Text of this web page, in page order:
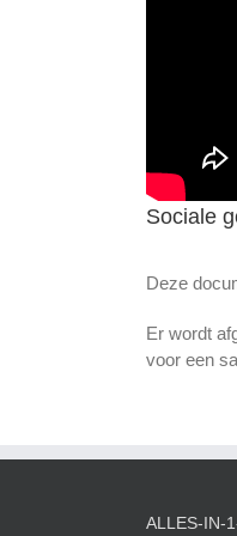
Sociale
Deze
Er wordt
voor een
ALLES-IN-